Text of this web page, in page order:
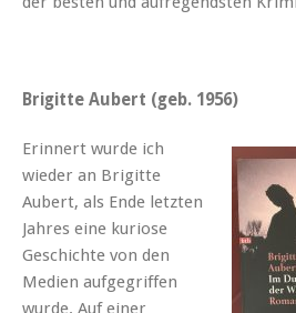
Brigitte Aubert (geb. 1956)
Erinnert wurde ich
wieder an Brigitte
Aubert, als Ende letzten
Jahres eine kuriose
Geschichte von den
Medien aufgegriffen
wurde. Auf einer